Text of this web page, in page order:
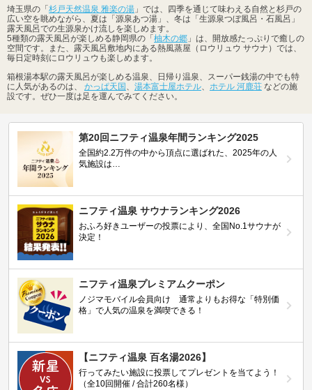
埼玉県の「 杉戸天然温泉 雅楽の湯 」では、四季を通じて味わえる自然と杉戸の
広い空を眺めながら、夏は「源泉あつ湯」、冬は「生源泉つぼ風呂・石風呂」
露天風呂での生源泉かけ流しを楽しめます。
5種類の露天風呂が楽しめる静岡県の「 柚木の郷 」は、開放感たっぷりで癒しの
空間です。また、露天風呂敷地内にある熱風蒸屋（ロウリュウ サウナ）では、
毎日定時刻にロウリュウも楽しめます。
箱根湯本駅の露天風呂が楽しめる温泉、日帰り温泉、スーパー銭湯の中でも特
に人気があるのは、 かっぱ天国 、 湯本富士屋ホテル、 ホテル 河鹿荘 などの施
設です。ぜひ一度は足を運んでみてください。
第20回ニフティ温泉年間ランキング2025
全国約2.2万件の中から頂点に選ばれた、2025年の人
気施設は…
ニフティ温泉 サウナランキング2026
おふろ好きユーザーの投票により、全国No.1サウナが
決定！
ニフティ温泉プレミアムクーポン
ノジマモバイル会員向け 通常よりもお得な「特別価
格」で人気の温泉を満喫できる！
【ニフティ温泉 百名湯2026】
行ってみたい施設に投票してプレゼントを当てよう！
（全10回開催 / 合計260名様）